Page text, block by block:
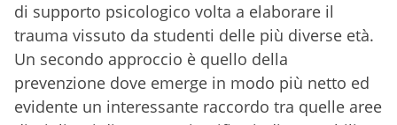
di supporto psicologico volta a elaborare il
trauma vissuto da studenti delle più diverse età.
Un secondo approccio è quello della
prevenzione dove emerge in modo più netto ed
evidente un interessante raccordo tra quelle aree